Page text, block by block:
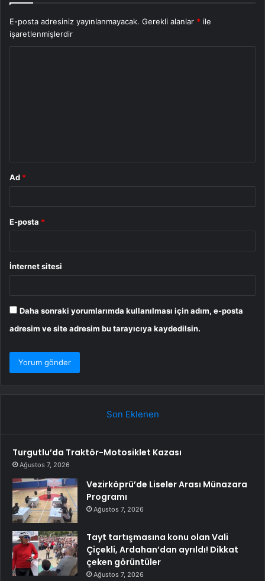
E-posta adresiniz yayınlanmayacak. Gerekli alanlar * ile
işaretlenmişlerdir
Ad *
E-posta *
İnternet sitesi
Daha sonraki yorumlarımda kullanılması için adım, e-posta
adresim ve site adresim bu tarayıcıya kaydedilsin.
Son Eklenen
Turgutlu’da Traktör-Motosiklet Kazası
Ağustos 7, 2026
Vezirköprü’de Liseler Arası Münazara
Programı
Ağustos 7, 2026
Tayt tartışmasına konu olan Vali
Çiçekli, Ardahan’dan ayrıldı! Dikkat
çeken görüntüler
Ağustos 7, 2026